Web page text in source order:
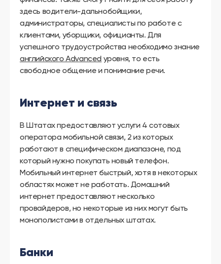
здесь водители-дальнобойщики,
администраторы, специалисты по работе с
клиентами, уборщики, официанты. Для
успешного трудоустройства необходимо знание
английского Advanced уровня, то есть
свободное общение и понимание речи.
Интернет и связь
В Штатах предоставляют услуги 4 сотовых
оператора мобильной связи, 2 из которых
работают в специфическом диапазоне, под
который нужно покупать новый телефон.
Мобильный интернет быстрый, хотя в некоторых
областях может не работать. Домашний
интернет предоставляют несколько
провайдеров, но некоторые из них могут быть
монополистами в отдельных штатах.
Банки